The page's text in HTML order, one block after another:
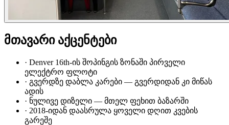
მთავარი აქცენტები
· Denver 16th-ის შოპინგის ზონაში პირველი
ელექტრო ფლოტი
· გვერდზე დაბლა კარები — გვერდიდან კი მიწას
ადის
· ნულივე დიზელი — მთელ ფეხით ბაზარში
· 2018-იდან დაასრულა ყოველი დღით კვების
გარეშე